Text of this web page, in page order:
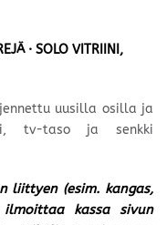
· SOLO VITRIINI,
uusilla osilla ja
tv-taso ja senkki
liittyen (esim. kangas,
kassa sivun